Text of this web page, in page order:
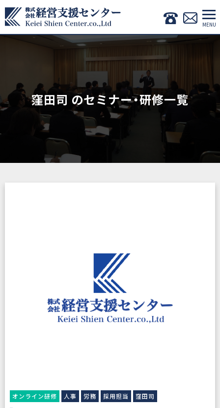
窪田司 のセミナー・研修一覧
オンライン研修 人事 労務 採用担当 窪田司